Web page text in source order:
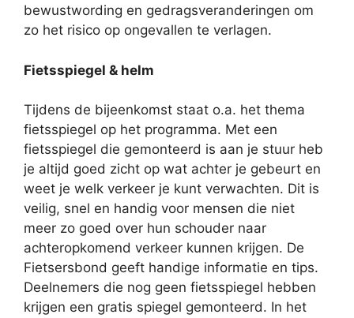
bewustwording en gedragsveranderingen om
zo het risico op ongevallen te verlagen.
Fietsspiegel & helm
Tijdens de bijeenkomst staat o.a. het thema
fietsspiegel op het programma. Met een
fietsspiegel die gemonteerd is aan je stuur heb
je altijd goed zicht op wat achter je gebeurt en
weet je welk verkeer je kunt verwachten. Dit is
veilig, snel en handig voor mensen die niet
meer zo goed over hun schouder naar
achteropkomend verkeer kunnen krijgen. De
Fietsersbond geeft handige informatie en tips.
Deelnemers die nog geen fietsspiegel hebben
krijgen een gratis spiegel gemonteerd. In het